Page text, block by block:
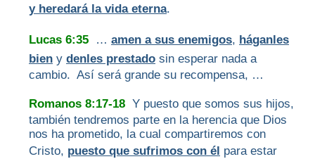
y heredará la vida eterna.
Lucas 6:35 … amen a sus enemigos, háganles
bien y denles prestado sin esperar nada a
cambio. Así será grande su recompensa, …
Romanos 8:17-18 Y puesto que somos sus hijos,
también tendremos parte en la herencia que Dios
nos ha prometido, la cual compartiremos con
Cristo, puesto que sufrimos con él para estar